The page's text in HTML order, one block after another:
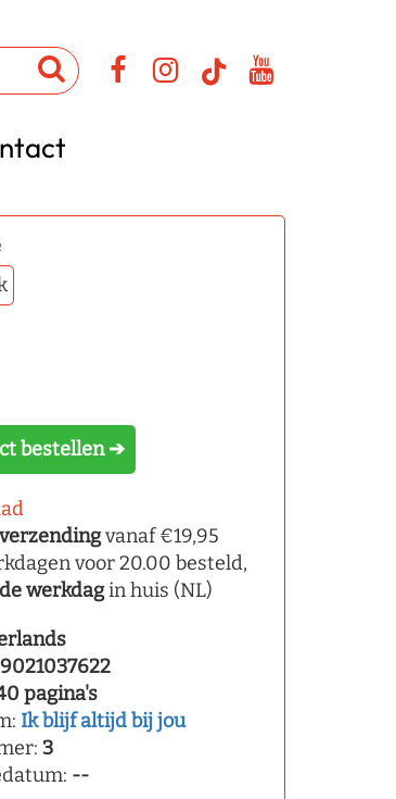
bestellen ➔
vanaf €19,95
voor 20.00 besteld,
werkdagin huis (NL)
pagina's
Ik blijf altijd bij jou
3
--